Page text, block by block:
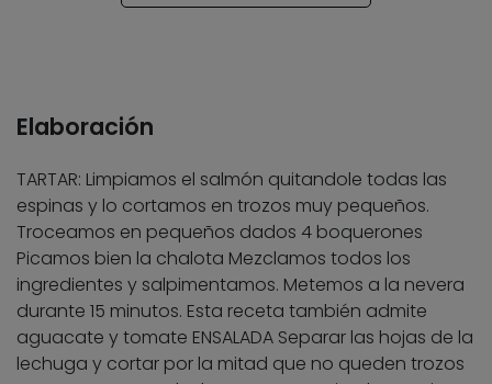
Elaboración
TARTAR: Limpiamos el salmón quitandole todas las
espinas y lo cortamos en trozos muy pequeños.
Troceamos en pequeños dados 4 boquerones
Picamos bien la chalota Mezclamos todos los
ingredientes y salpimentamos. Metemos a la nevera
durante 15 minutos. Esta receta también admite
aguacate y tomate ENSALADA Separar las hojas de la
lechuga y cortar por la mitad que no queden trozos